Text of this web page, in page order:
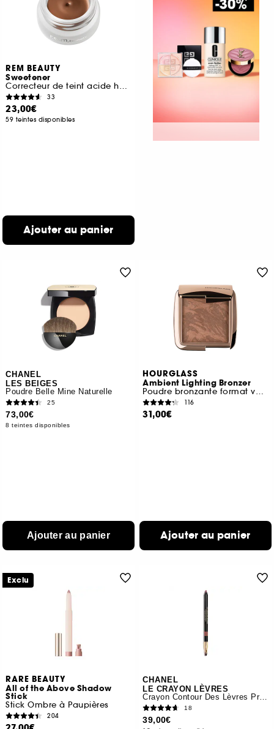
REM BEAUTY
Sweetener
Correcteur de teint acide hyaluronique & vitamine E
33
23,00€
59 teintes disponibles
Ajouter au panier
CHANEL
LES BEIGES
Poudre Belle Mine Naturelle
25
73,00€
8 teintes disponibles
Ajouter au panier
HOURGLASS
Ambient Lighting Bronzer
Poudre bronzante format voyage
116
31,00€
Ajouter au panier
RARE BEAUTY
All of the Above Shadow
Stick
Stick Ombre à Paupières
204
Exclu
CHANEL
LE CRAYON LÈVRES
Crayon Contour Des Lèvres Précision
18
39,00€